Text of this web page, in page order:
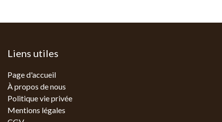
Liens utiles
Page d'accueil
À propos de nous
Politique vie privée
Mentions légales